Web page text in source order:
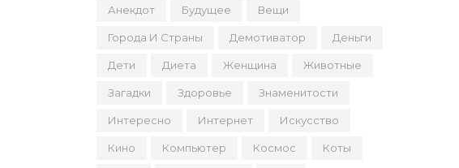
Анекдот Будущее Вещи
Города И Страны Демотиватор Деньги
Дети Диета Женщина Животные
Загадки Здоровье Знаменитости
Интересно Интернет Искусство
Кино Компьютер Космос Коты